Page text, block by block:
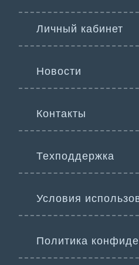
Личный кабинет
Новости
Контакты
Техподдержка
Условия
Политика